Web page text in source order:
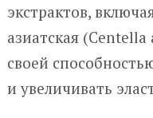
экстрактов,
азиатская (Centella
своей
и увеличивать